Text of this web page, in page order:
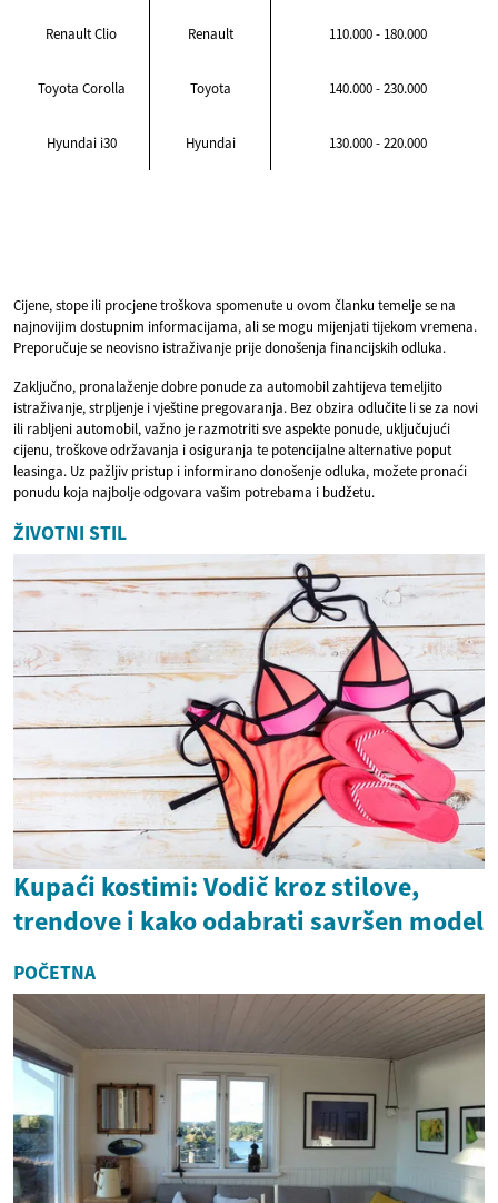
Renault Clio Renault 110.000 - 180.000
Toyota Corolla Toyota 140.000 - 230.000
Hyundai i30 Hyundai 130.000 - 220.000
Cijene, stope ili procjene troškova spomenute u ovom članku temelje se na
najnovijim dostupnim informacijama, ali se mogu mijenjati tijekom vremena.
Preporučuje se neovisno istraživanje prije donošenja financijskih odluka.
Zaključno, pronalaženje dobre ponude za automobil zahtijeva temeljito
istraživanje, strpljenje i vještine pregovaranja. Bez obzira odlučite li se za novi
ili rabljeni automobil, važno je razmotriti sve aspekte ponude, uključujući
cijenu, troškove održavanja i osiguranja te potencijalne alternative poput
leasinga. Uz pažljiv pristup i informirano donošenje odluka, možete pronaći
ponudu koja najbolje odgovara vašim potrebama i budžetu.
ŽIVOTNI STIL
Kupaći kostimi: Vodič kroz stilove,
trendove i kako odabrati savršen model
POČETNA